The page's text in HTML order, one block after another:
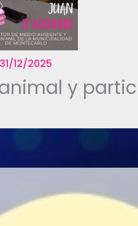
31/12/2025
y